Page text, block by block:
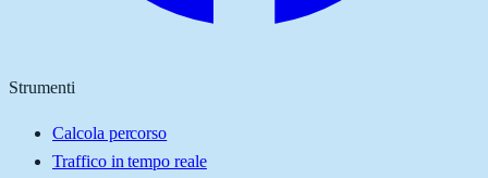
Strumenti
Calcola percorso
Traffico in tempo reale